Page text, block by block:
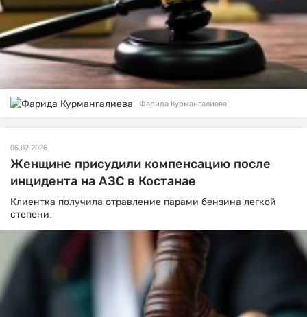
Фарида Курмангалиева
06.02.2026
Женщине присудили компенсацию после
инцидента на АЗС в Костанае
Клиентка получила отравление парами бензина легкой
степени.